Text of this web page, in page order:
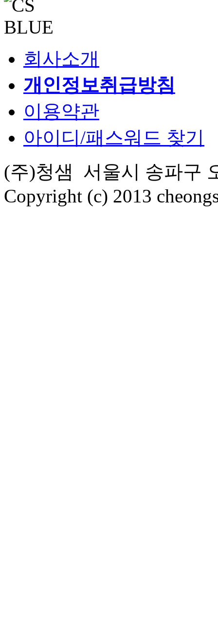
회사소개
개인정보취급방침
이용약관
아이디/패스워드 찾기
(주)청샘 서울시 송파구
Copyright (c) 2013